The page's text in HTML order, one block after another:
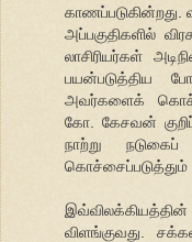
காணப்படுகின்றது.
அப்பகுதிகளில்
லாசிரியர்கள்
பயன்படுத்திய
அவர்களைக்
கோ. கேசவன்
நாற்று
விளங்குவது.